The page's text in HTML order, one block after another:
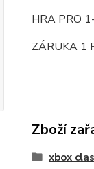
HRA PRO
ZÁRUKA 1
Zboží
xbox